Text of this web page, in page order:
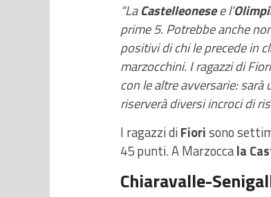
“LaCastelleonesee l’
prime 5. Potrebbe anche
positivi di chi le precede in
marzocchini. I ragazzi di
con le altre avversarie: sarà
riserverà diversi incroci di
I ragazzi diFiorisono
45 punti. A Marzoccala
Chiaravalle-